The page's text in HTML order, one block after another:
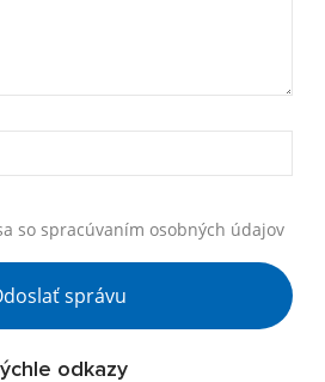
so spracúvaním osobných údajov
správu
odkazy